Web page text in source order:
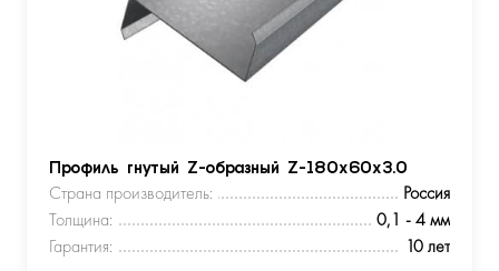
Профиль гнутый Z-образный Z-180х60х3.0
Страна производитель:
Россия
Толщина:
0,1 - 4 мм
Гарантия:
10 лет